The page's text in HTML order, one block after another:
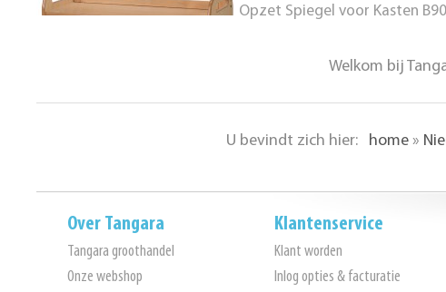
Opzet Spiegel voor Kasten
Welkom bij
U bevindt zich hier: home »
Over Tangara
Tangara groothandel
Onze webshop
Klantenservice
Klant worden
Inlog opties & facturatie